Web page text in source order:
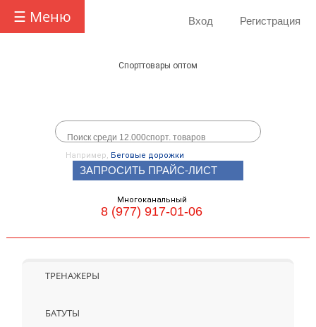
☰ Меню Вход Регистрация
Спорттовары оптом
Например, Беговые дорожки
ЗАПРОСИТЬ ПРАЙС-ЛИСТ
Многоканальный
8 (977) 917-01-06
ТРЕНАЖЕРЫ
БАТУТЫ